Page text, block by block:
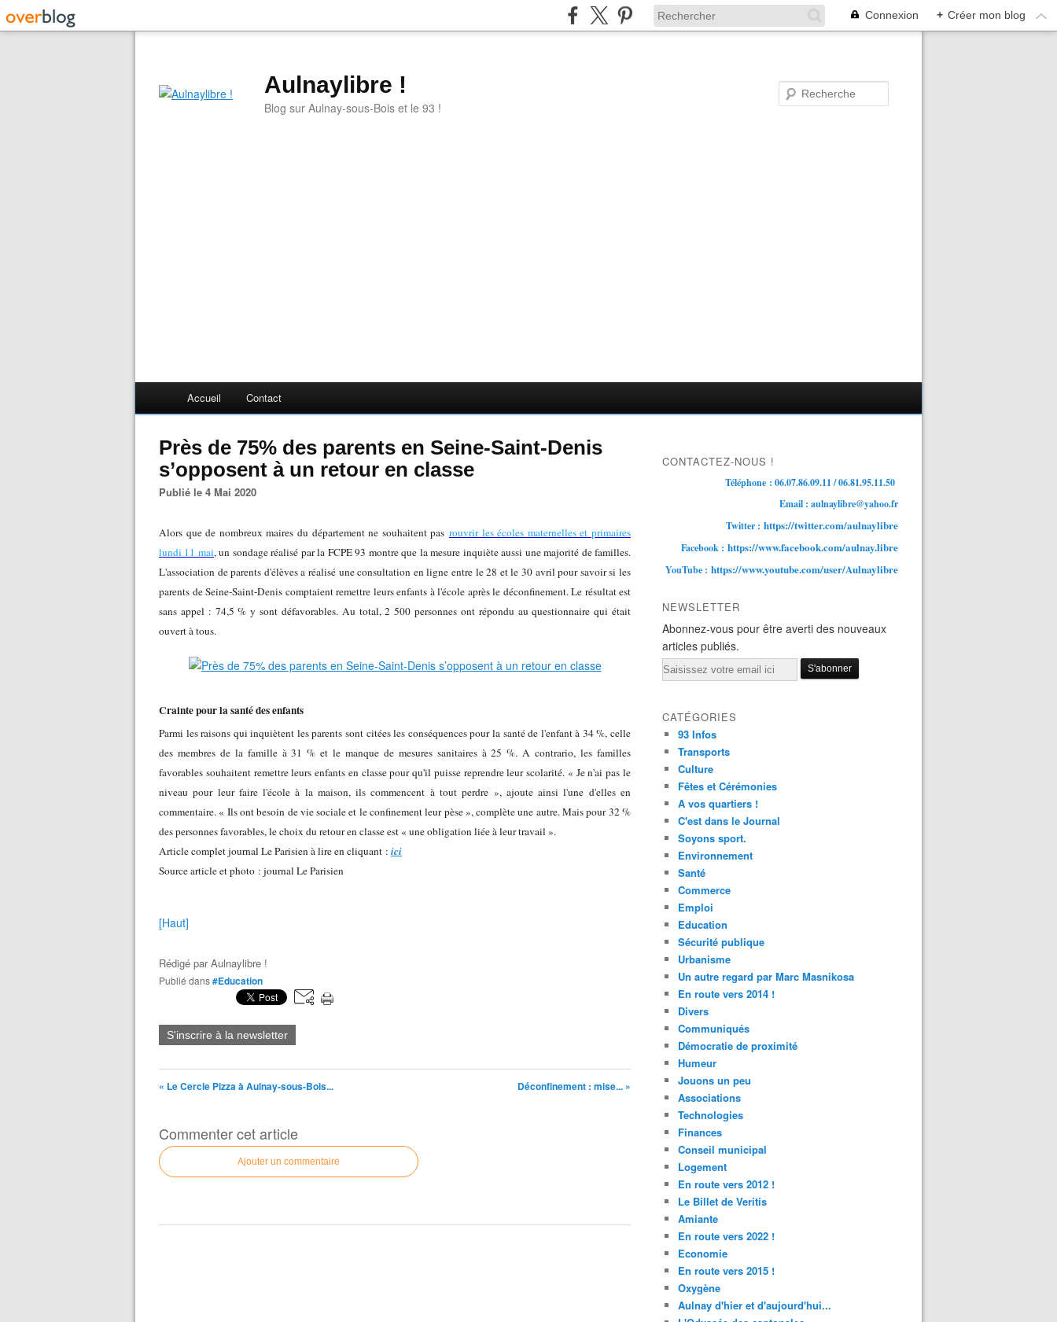
Connexion + Créer mon blog
Aulnaylibre !
Blog sur Aulnay-sous-Bois et le 93 !
Accueil Contact
Près de 75% des parents en Seine-Saint-Denis
s’opposent à un retour en classe
Publié le 4 Mai 2020
Alors que de nombreux maires du département ne souhaitent pas rouvrir les écoles maternelles et primaires
lundi 11 mai, un sondage réalisé par la FCPE 93 montre que la mesure inquiète aussi une majorité de familles.
L'association de parents d'élèves a réalisé une consultation en ligne entre le 28 et le 30 avril pour savoir si les
parents de Seine-Saint-Denis comptaient remettre leurs enfants à l'école après le déconfinement. Le résultat est
sans appel : 74,5 % y sont défavorables.Au total, 2 500 personnes ont répondu au questionnaire qui était
ouvert à tous.
Crainte pour la santé des enfants
Parmi les raisons qui inquiètent les parents sont citées les conséquences pour la santé de l'enfant à 34 %, celle
des membres de la famille à 31 % et le manque de mesures sanitaires à 25 %. A contrario, les familles
favorables souhaitent remettre leurs enfants en classe pour qu'il puisse reprendre leur scolarité. « Je n'ai pas le
niveau pour leur faire l'école à la maison, ils commencent à tout perdre », ajoute ainsi l'une d'elles en
commentaire. « Ils ont besoin de vie sociale et le confinement leur pèse », complète une autre. Mais pour 32 %
des personnes favorables, le choix du retour en classe est « une obligation liée à leur travail ».
Article complet journal Le Parisien à lire en cliquant : ici
Source article et photo : journal Le Parisien
[Haut]
Rédigé parAulnaylibre !
Publié dans#Education
S'inscrire à la newsletter
« Le Cercle Pizza à Aulnay-sous-Bois... Déconfinement : mise... »
Commenter cet article
Ajouter un commentaire
CONTACTEZ-NOUS !
Téléphone : 06.07.86.09.11 / 06.81.95.11.50
Email : aulnaylibre@yahoo.fr
Twitter : https://twitter.com/aulnaylibre
Facebook : https://www.facebook.com/aulnay.libre
YouTube : https://www.youtube.com/user/Aulnaylibre
NEWSLETTER
Abonnez-vous pour être averti des nouveaux
articles publiés.
Email
CATÉGORIES
93 Infos
Transports
Culture
Fêtes et Cérémonies
A vos quartiers !
C'est dans le Journal
Soyons sport.
Environnement
Santé
Commerce
Emploi
Education
Sécurité publique
Urbanisme
Un autre regard par Marc Masnikosa
En route vers 2014 !
Divers
Communiqués
Démocratie de proximité
Humeur
Jouons un peu
Associations
Technologies
Finances
Conseil municipal
Logement
En route vers 2012 !
Le Billet de Veritis
Amiante
En route vers 2022 !
Economie
En route vers 2015 !
Oxygène
Aulnay d'hier et d'aujourd'hui...